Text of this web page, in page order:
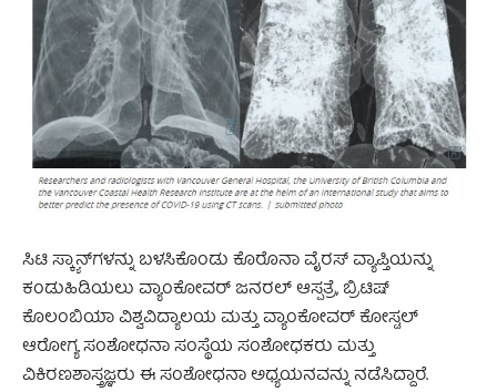
ಸಿಟಿ ಸ್ಕ್ಯಾನ್‌ಗಳನ್ನು ಬಳಸಿಕೊಂಡು ಕೊರೊನಾ ವೈರಸ್ ವ್ಯಾಪ್ತಿಯನ್ನು
ಕಂಡುಹಿಡಿಯಲು ವ್ಯಾಂಕೋವರ್ ಜನರಲ್ ಆಸ್ಪತ್ರೆ, ಬ್ರಿಟಿಷ್
ಕೊಲಂಬಿಯಾ ವಿಶ್ವವಿದ್ಯಾಲಯ ಮತ್ತು ವ್ಯಾಂಕೋವರ್ ಕೋಸ್ಟಲ್
ಆರೋಗ್ಯ ಸಂಶೋಧನಾ ಸಂಸ್ಥೆಯ ಸಂಶೋಧಕರು ಮತ್ತು
ವಿಕಿರಣಶಾಸ್ತ್ರಜ್ಞರು ಈ ಸಂಶೋಧನಾ ಅಧ್ಯಯನವನ್ನು ನಡೆಸಿದ್ದಾರೆ.